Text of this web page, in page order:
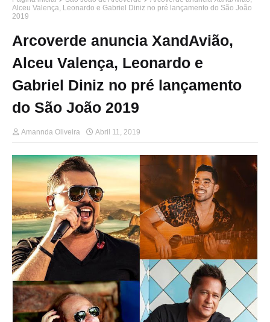
Alceu Valença, Leonardo e Gabriel Diniz no pré lançamento do São João
2019
Arcoverde anuncia XandAvião,
Alceu Valença, Leonardo e
Gabriel Diniz no pré lançamento
do São João 2019
Amannda Oliveira Abril 11, 2019